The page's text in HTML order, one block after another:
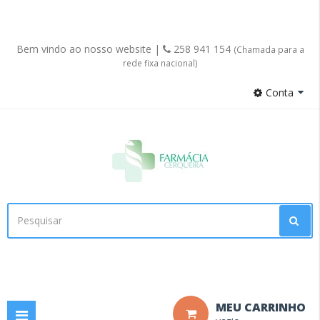
Bem vindo ao nosso website | 258 941 154 (Chamada para a
rede fixa nacional)
Conta
MEU CARRINHO
Toggle